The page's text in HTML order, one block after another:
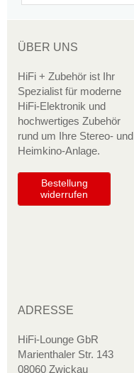
ÜBER UNS
HiFi + Zubehör ist Ihr
Spezialist für moderne
HiFi-Elektronik und
hochwertiges Zubehör
rund um Ihre Stereo- und
Heimkino-Anlage.
Bestellung
widerrufen
ADRESSE
HiFi-Lounge GbR
Marienthaler Str. 143
08060 Zwickau